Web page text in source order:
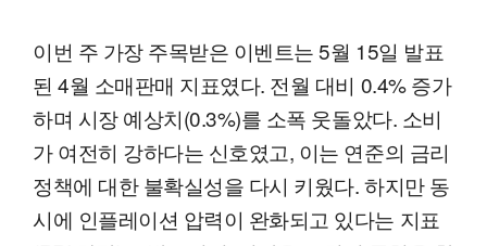
이번 주 가장 주목받은 이벤트는 5월 15일 발표
된 4월 소매판매 지표였다. 전월 대비 0.4% 증가
하며 시장 예상치(0.3%)를 소폭 웃돌았다. 소비
가 여전히 강하다는 신호였고, 이는 연준의 금리
정책에 대한 불확실성을 다시 키웠다. 하지만 동
시에 인플레이션 압력이 완화되고 있다는 지표